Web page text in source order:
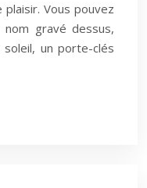
Vous pouvez
gravé dessus,
un porte-clés